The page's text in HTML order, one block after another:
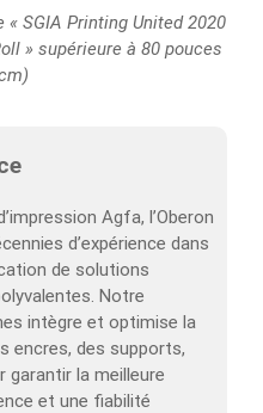
« SGIA Printing United 2020
» supérieure à 80 pouces
Agfa, l’Oberon
d’expérience dans
de solutions
Notre
intègre et optimise la
encres, des supports,
garantir la meilleure
et une fiabilité